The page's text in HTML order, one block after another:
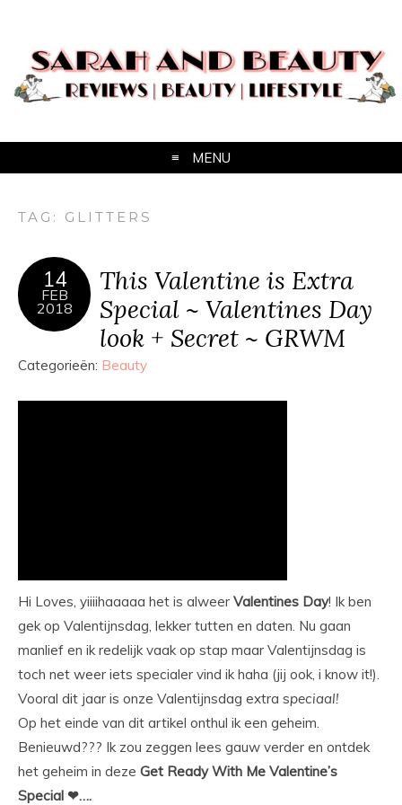
MENU
TAG: GLITTERS
14
FEB
2018
This Valentine is Extra
Special ~ Valentines Day
look + Secret ~ GRWM
Categorieën: Beauty
Hi Loves, yiiiihaaaaa het is alweer Valentines Day! Ik ben
gek op Valentijnsdag, lekker tutten en daten. Nu gaan
manlief en ik redelijk vaak op stap maar Valentijnsdag is
toch net weer iets specialer vind ik haha (jij ook, i know it!).
Vooral dit jaar is onze Valentijnsdag extra speciaal!
Op het einde van dit artikel onthul ik een geheim.
Benieuwd??? Ik zou zeggen lees gauw verder en ontdek
het geheim in deze Get Ready With Me Valentine’s
Special ❤….